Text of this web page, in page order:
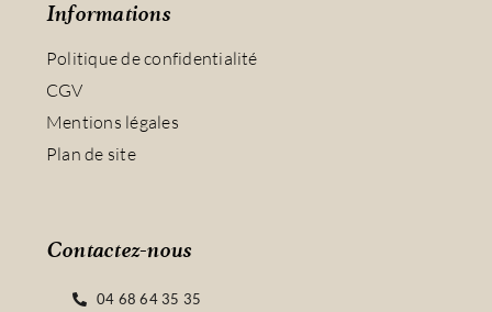
Informations
Politique de confidentialité
CGV
Mentions légales
Plan de site
Contactez-nous
04 68 64 35 35